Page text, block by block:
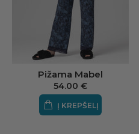
Pižama Mabel
54.00 €
Į KREPŠELĮ